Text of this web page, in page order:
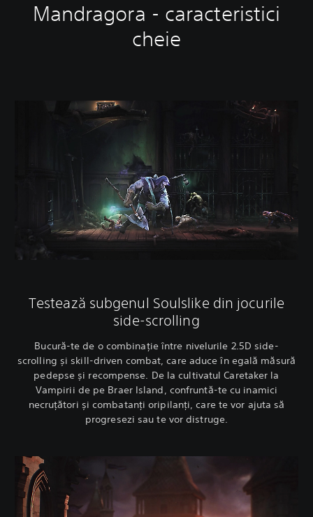
Mandragora - caracteristici
cheie
Testează subgenul Soulslike din jocurile
side-scrolling
Bucură-te de o combinație între nivelurile 2.5D side-
scrolling și skill-driven combat, care aduce în egală măsură
pedepse și recompense. De la cultivatul Caretaker la
Vampirii de pe Braer Island, confruntă-te cu inamici
necruțători și combatanți oripilanți, care te vor ajuta să
progresezi sau te vor distruge.